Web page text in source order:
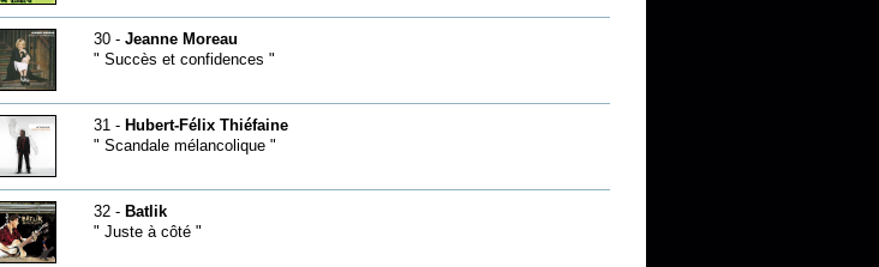
30 - Jeanne Moreau
" Succès et confidences "
31 - Hubert-Félix Thiéfaine
" Scandale mélancolique "
32 - Batlik
" Juste à côté "